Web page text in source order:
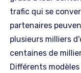
trafic qui se
partenaires
plusieurs milliers
centaines de
Différents